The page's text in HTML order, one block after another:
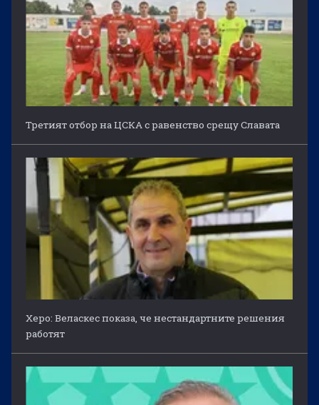
Третият отбор на ЦСКА с равенство срещу Славата
Херо: Веласкес показа, че нестандартните решения
работят